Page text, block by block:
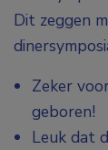
Dit zeggen
Zeker
geboren!
Leuk dat